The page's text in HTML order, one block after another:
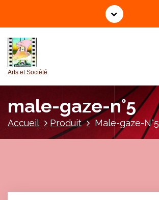
l
e
Arts et Société
male-gaze-n°5
Accueil Produit Male-gaze-N°5